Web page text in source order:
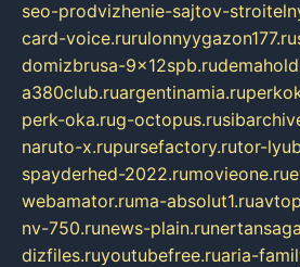
seo-prodvizhenie-sajtov-
card-voice.rurulonnyygazon177.ru
domizbrusa-9x12spb.ru
a380club.ruargentinamia.ru
perk-oka.rug-octopus.ru
naruto-x.rupursefactory.rutor-
spayderhed-2022.rumovieone.ru
webamator.ruma-absolut1.ru
nv-750.runews-plain.ru
dizfiles.ruyoutubefree.ruaria-